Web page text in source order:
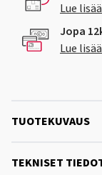
Lue
Jopa
Lue
TUOTEKUVAUS
TEKNISET